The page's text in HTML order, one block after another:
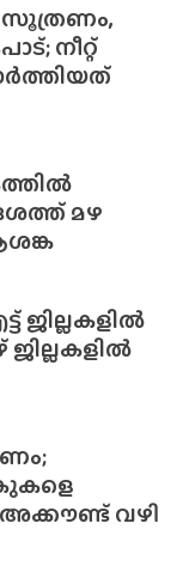
നീറ്റ്
മഴ
ജില്ലകളിൽ
അക്കൗണ്ട് വഴി